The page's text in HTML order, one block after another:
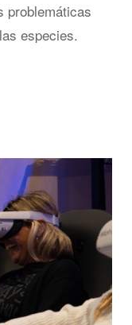
problemáticas
especies.